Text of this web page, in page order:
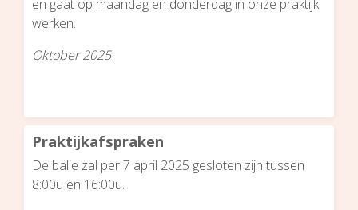
en gaat op maandag en donderdag in onze praktijk
werken.
Oktober 2025
Praktijkafspraken
De balie zal per 7 april 2025 gesloten zijn tussen
8:00u en 16:00u.